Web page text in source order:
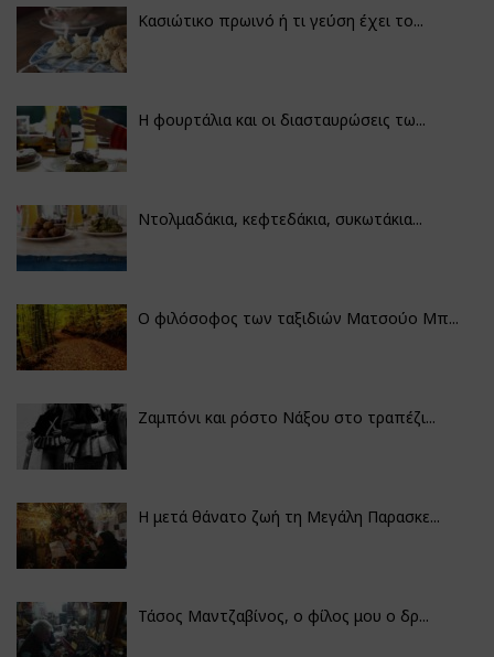
Κασιώτικο πρωινό ή τι γεύση έχει το...
Η φουρτάλια και οι διασταυρώσεις τω...
Ντολμαδάκια, κεφτεδάκια, συκωτάκια...
Ο φιλόσοφος των ταξιδιών Ματσούο Μπ...
Ζαμπόνι και ρόστο Νάξου στο τραπέζι...
Η μετά θάνατο ζωή τη Μεγάλη Παρασκε...
Τάσος Μαντζαβίνος, ο φίλος μου ο δρ...